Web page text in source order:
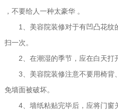
，不要给人一种太豪华 。
1 、美容院装修对于有凹凸花纹
扫一次。
2 、在潮湿的季节，应在白天打
3 、美容院装修注意不要用椅
免墙面被破坏。
4、墙纸粘贴完毕后，应将门窗